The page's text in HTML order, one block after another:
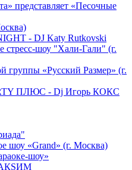
представляет «Песочные
- DJ Katy Rutkovski
стресс-шоу "Хали-Гали" (г.
группы «Русский Размер» (г.
ПЛЮС - Dj Игорь КОКС
шоу «Grand» (г. Москва)
шоу»